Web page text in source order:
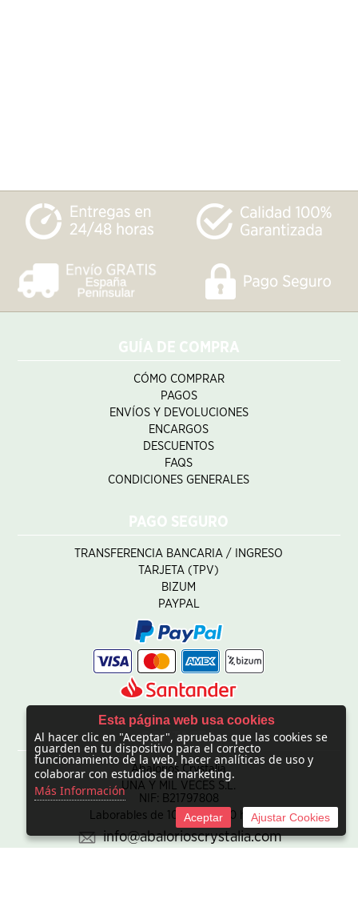
GUÍA DE COMPRA
CÓMO COMPRAR
PAGOS
ENVÍOS Y DEVOLUCIONES
ENCARGOS
DESCUENTOS
FAQS
CONDICIONES GENERALES
PAGO SEGURO
TRANSFERENCIA BANCARIA / INGRESO
TARJETA (TPV)
BIZUM
PAYPAL
CONTACTO
Abalorios Crystalia
UNA Y MIL VECES S.L.
NIF: B21797808
Laborables de 10:00 - 20:00 horas
info@abalorioscrystalia.com
Esta página web usa cookies
Al hacer clic en "Aceptar", apruebas que las cookies se
guarden en tu dispositivo para el correcto
funcionamiento de la web, hacer analíticas de uso y
colaborar con estudios de marketing.
Más Información
Aceptar Ajustar Cookies